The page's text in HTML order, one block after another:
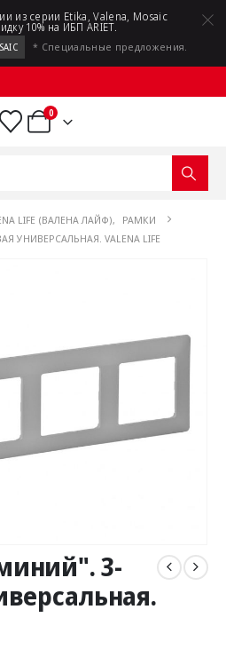
из серии Etika, Valena, Mosaic
10% на ИБП ARIET.
* Специальные предложения.
0
LIFE (ВАЛЕНА ЛАЙФ),
РАМКИ
VALENA LIFE
3-